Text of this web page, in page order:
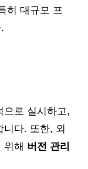
히 대규모 프
으로 실시하고,
니다. 또한, 외
위해 버전 관리